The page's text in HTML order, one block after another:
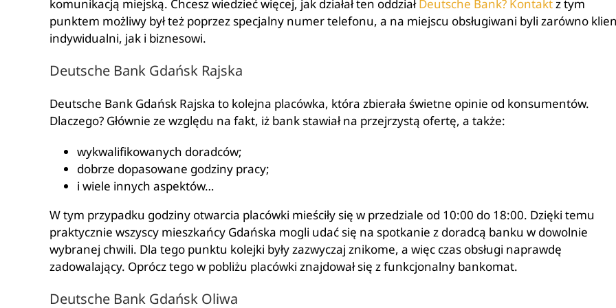
komunikacją miejską. Chcesz wiedzieć więcej, jak działał ten oddział Deutsche Bank? Kontaktz tym
punktem możliwy był też poprzez specjalny numer telefonu, a na miejscu obsługiwani byli zarówno
indywidualni, jak i biznesowi.
Deutsche Bank Gdańsk Rajska
Deutsche Bank Gdańsk Rajska to kolejna placówka, która zbierała świetne opinie od konsumentów.
Dlaczego? Głównie ze względu na fakt, iż bank stawiał na przejrzystą ofertę, a także:
wykwalifikowanych doradców;
dobrze dopasowane godziny pracy;
i wiele innych aspektów…
W tym przypadku godziny otwarcia placówki mieściły się w przedziale od 10:00 do 18:00. Dzięki temu
praktycznie wszyscy mieszkańcy Gdańska mogli udać się na spotkanie z doradcą banku w dowolnie
wybranej chwili. Dla tego punktu kolejki były zazwyczaj znikome, a więc czas obsługi naprawdę
zadowalający. Oprócz tego w pobliżu placówki znajdował się z funkcjonalny bankomat.
Deutsche Bank Gdańsk Oliwa